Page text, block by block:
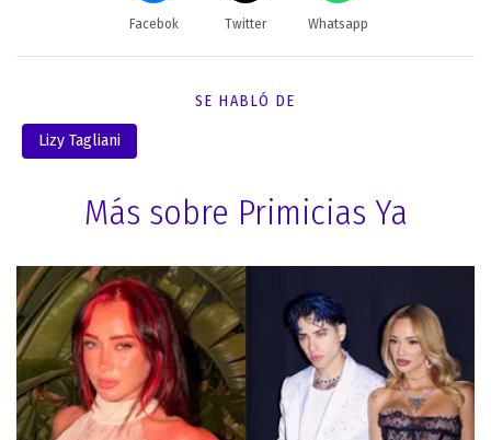
Facebok Twitter Whatsapp
SE HABLÓ DE
Lizy Tagliani
Más sobre Primicias Ya